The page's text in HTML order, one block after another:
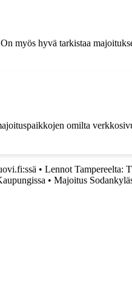
myös hyvä tarkistaa
omilta
• Lennot Tampereelta:
• Majoitus